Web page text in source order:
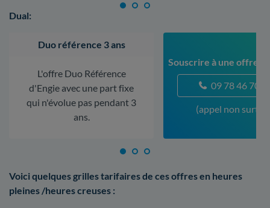
Dual:
Duo référence 3 ans
L'offre Duo Référence
d'Engie avec une part fixe
qui n'évolue pas pendant 3
ans.
Souscrire à une offre à
09 78 46 70
(appel non
Voici quelques grilles tarifaires de ces offres en heures
pleines /heures creuses :